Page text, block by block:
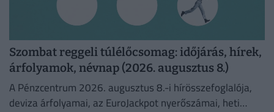
Szombat reggeli túlélőcsomag: időjárás, hírek,
árfolyamok, névnap (2026. augusztus 8.)
A Pénzcentrum 2026. augusztus 8.-i hírösszefoglalója,
deviza árfolyamai, az EuroJackpot nyerőszámai, heti